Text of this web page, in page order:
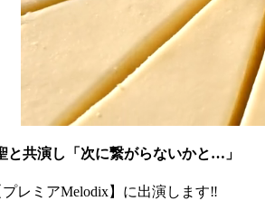
共演し「次に繋がらないかと…」
レミアMelodix】に出演します‼️